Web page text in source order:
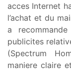
acces Internet
l’achat et du
a
publicites
(Spectrum
maniere claire